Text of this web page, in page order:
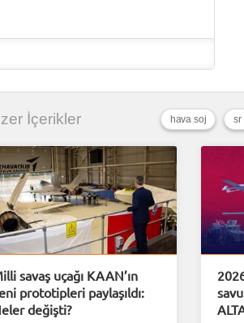
İçerikler sr
hava soj
savaş uçağı KAAN’ın
prototipleri paylaşıldı:
değişti?